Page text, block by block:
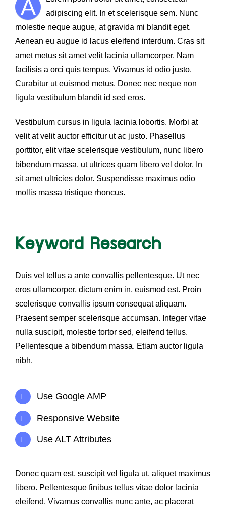
A
adipiscing elit. In et scelerisque sem. Nunc
molestie neque augue, at gravida mi blandit eget.
Aenean eu augue id lacus eleifend interdum. Cras sit
amet metus sit amet velit lacinia ullamcorper. Nam
facilisis a orci quis tempus. Vivamus id odio justo.
Curabitur ut euismod metus. Donec nec neque non
ligula vestibulum blandit id sed eros.
Vestibulum cursus in ligula lacinia lobortis. Morbi at
velit at velit auctor efficitur ut ac justo. Phasellus
porttitor, elit vitae scelerisque vestibulum, nunc libero
bibendum massa, ut ultrices quam libero vel dolor. In
sit amet ultricies dolor. Suspendisse maximus odio
mollis massa tristique rhoncus.
Keyword Research
Duis vel tellus a ante convallis pellentesque. Ut nec
eros ullamcorper, dictum enim in, euismod est. Proin
scelerisque convallis ipsum consequat aliquam.
Praesent semper scelerisque accumsan. Integer vitae
nulla suscipit, molestie tortor sed, eleifend tellus.
Pellentesque a bibendum massa. Etiam auctor ligula
nibh.
Use Google AMP
Responsive Website
Use ALT Attributes
Donec quam est, suscipit vel ligula ut, aliquet maximus
libero. Pellentesque finibus tellus vitae dolor lacinia
eleifend. Vivamus convallis nunc ante, ac placerat